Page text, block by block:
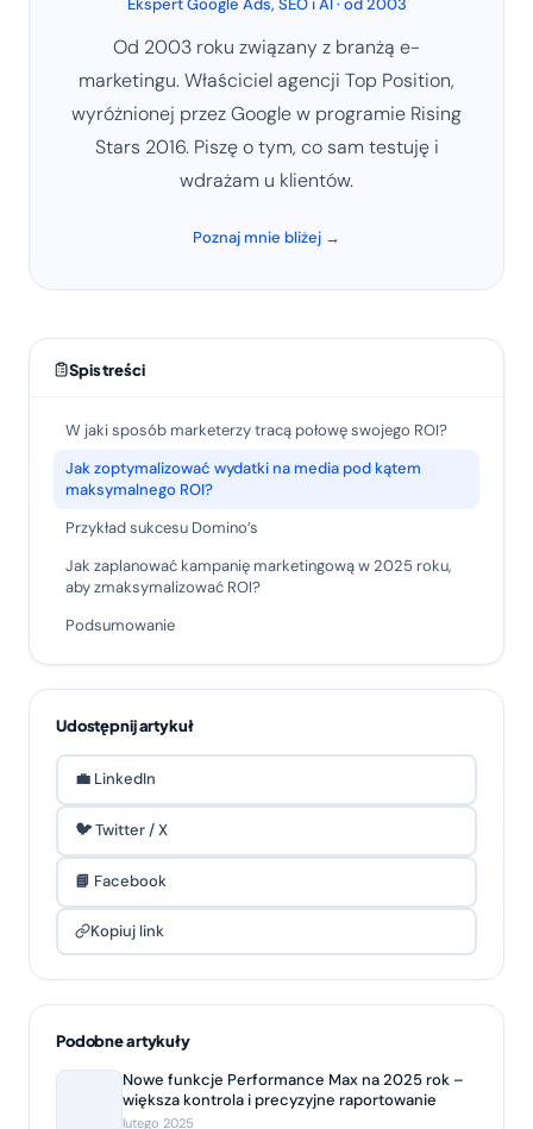
Od 2003 roku związany z branżą e-
marketingu. Właściciel agencji Top Position,
wyróżnionej przez Google w programie Rising
Stars 2016. Piszę o tym, co sam testuję i
wdrażam u klientów.
Poznaj mnie bliżej →
Spis treści
W jaki sposób marketerzy tracą połowę swojego ROI?
Jak zoptymalizować wydatki na media pod kątem
maksymalnego ROI?
Przykład sukcesu Domino’s
Jak zaplanować kampanię marketingową w 2025 roku,
aby zmaksymalizować ROI?
Podsumowanie
Udostępnij artykuł
💼 LinkedIn
🐦 Twitter / X
📘 Facebook
Kopiuj link
Podobne artykuły
Nowe funkcje Performance Max na 2025 rok –
większa kontrola i precyzyjne raportowanie
lutego 2025